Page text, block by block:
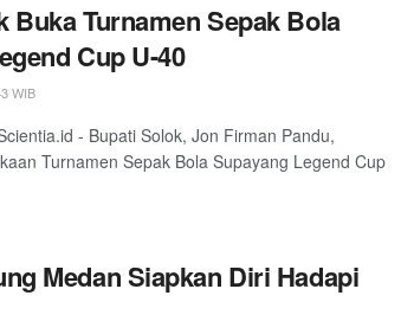
Buka Turnamen Sepak Bola
Cup U-40
WIB
- Bupati Solok, Jon Firman Pandu,
Turnamen Sepak Bola Supayang Legend Cup
Medan Siapkan Diri Hadapi